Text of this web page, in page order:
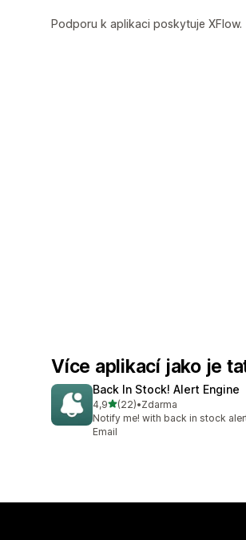
Podporu k aplikaci poskytuje XFlow.
Více aplikací jako je
Back In Stock! Alert Engine
4,9z 5 hvězd
(22)
Celkový počet recenzí: 22
•Zdarma
Notify me! with back in stock
Email